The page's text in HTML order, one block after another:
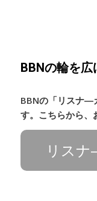
BBNの輪を広
BBNの「リスナ―
す。こちらから、
リス